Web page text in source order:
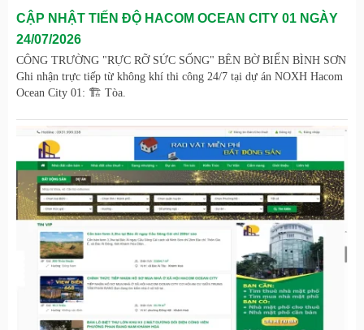
CẬP NHẬT TIẾN ĐỘ HACOM OCEAN CITY 01 NGÀY
24/07/2026
CÔNG TRƯỜNG "RỰC RỠ SỨC SỐNG" BÊN BỜ BIỂN BÌNH SƠN
Ghi nhận trực tiếp từ không khí thi công 24/7 tại dự án NOXH Hacom
Ocean City 01: 🏗️ Tòa.